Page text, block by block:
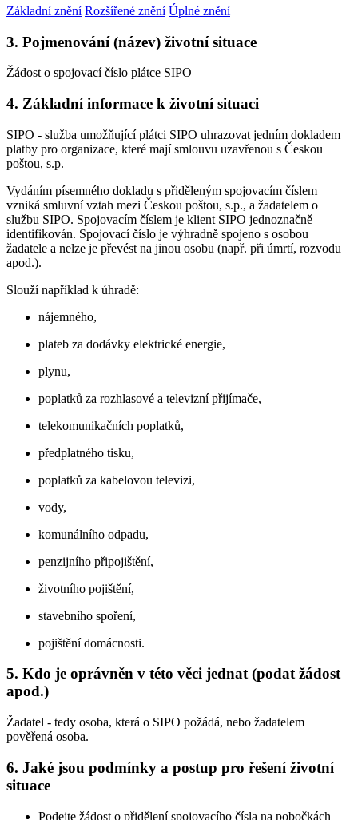
Základní znění Rozšířené znění Úplné znění
3. Pojmenování (název) životní situace
Žádost o spojovací číslo plátce SIPO
4. Základní informace k životní situaci
SIPO - služba umožňující plátci SIPO uhrazovat jedním dokladem
platby pro organizace, které mají smlouvu uzavřenou s Českou
poštou, s.p.
Vydáním písemného dokladu s přiděleným spojovacím číslem
vzniká smluvní vztah mezi Českou poštou, s.p., a žadatelem o
službu SIPO. Spojovacím číslem je klient SIPO jednoznačně
identifikován. Spojovací číslo je výhradně spojeno s osobou
žadatele a nelze je převést na jinou osobu (např. při úmrtí, rozvodu
apod.).
Slouží například k úhradě:
nájemného,
plateb za dodávky elektrické energie,
plynu,
poplatků za rozhlasové a televizní přijímače,
telekomunikačních poplatků,
předplatného tisku,
poplatků za kabelovou televizi,
vody,
komunálního odpadu,
penzijního připojištění,
životního pojištění,
stavebního spoření,
pojištění domácnosti.
5. Kdo je oprávněn v této věci jednat (podat žádost
apod.)
Žadatel - tedy osoba, která o SIPO požádá, nebo žadatelem
pověřená osoba.
6. Jaké jsou podmínky a postup pro řešení životní
situace
Podejte žádost o přidělení spojovacího čísla na pobočkách